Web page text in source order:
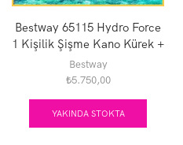
Bestway 65115 Hydro Force
1 Kişilik Şişme Kano Kürek +
Pompa Set
Bestway
₺5.750,00
YAKINDA STOKTA